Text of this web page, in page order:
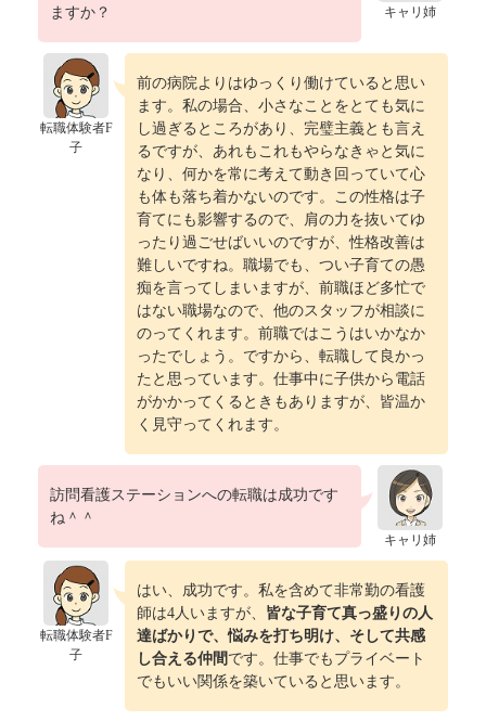
キャリ姉
ますか？
転職体験者F
子
前の病院よりはゆっくり働けていると思い
ます。私の場合、小さなことをとても気に
し過ぎるところがあり、完璧主義とも言え
るですが、あれもこれもやらなきゃと気に
なり、何かを常に考えて動き回っていて心
も体も落ち着かないのです。この性格は子
育てにも影響するので、肩の力を抜いてゆ
ったり過ごせばいいのですが、性格改善は
難しいですね。職場でも、つい子育ての愚
痴を言ってしまいますが、前職ほど多忙で
はない職場なので、他のスタッフが相談に
のってくれます。前職ではこうはいかなか
ったでしょう。ですから、転職して良かっ
たと思っています。仕事中に子供から電話
がかかってくるときもありますが、皆温か
く見守ってくれます。
キャリ姉
訪問看護ステーションへの転職は成功です
ね＾＾
転職体験者F
子
はい、成功です。私を含めて非常勤の看護
師は4人いますが、 皆な子育て真っ盛りの人
達ばかりで、悩みを打ち明け、そして共感
し合える仲間 です。仕事でもプライベート
でもいい関係を築いていると思います。